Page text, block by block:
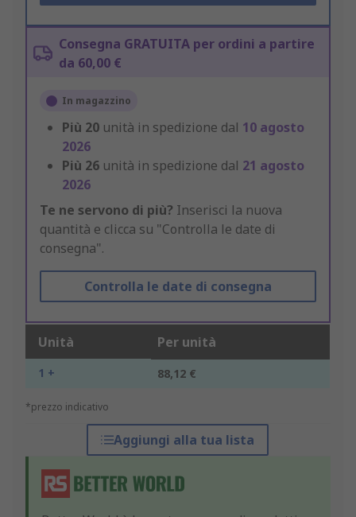
Consegna GRATUITA per ordini a partire
da 60,00 €
In magazzino
Più 20 unità in spedizione dal 10 agosto
2026
Più 26 unità in spedizione dal 21 agosto
2026
Te ne servono di più? Inserisci la nuova
quantità e clicca su "Controlla le date di
consegna".
Controlla le date di consegna
Unità Per unità
1 + 88,12 €
*prezzo indicativo
Aggiungi alla tua lista